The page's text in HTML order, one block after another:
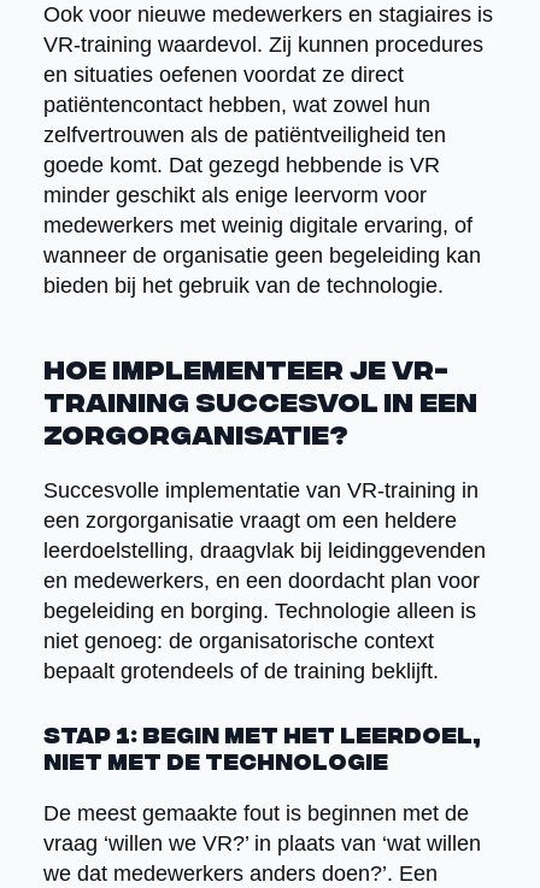
Ook voor nieuwe medewerkers en stagiaires is
VR-training waardevol. Zij kunnen procedures
en situaties oefenen voordat ze direct
patiëntencontact hebben, wat zowel hun
zelfvertrouwen als de patiëntveiligheid ten
goede komt. Dat gezegd hebbende is VR
minder geschikt als enige leervorm voor
medewerkers met weinig digitale ervaring, of
wanneer de organisatie geen begeleiding kan
bieden bij het gebruik van de technologie.
Hoe implementeer je VR-
training succesvol in een
zorgorganisatie?
Succesvolle implementatie van VR-training in
een zorgorganisatie vraagt om een heldere
leerdoelstelling, draagvlak bij leidinggevenden
en medewerkers, en een doordacht plan voor
begeleiding en borging. Technologie alleen is
niet genoeg: de organisatorische context
bepaalt grotendeels of de training beklijft.
Stap 1: Begin met het leerdoel,
niet met de technologie
De meest gemaakte fout is beginnen met de
vraag ‘willen we VR?’ in plaats van ‘wat willen
we dat medewerkers anders doen?’. Een